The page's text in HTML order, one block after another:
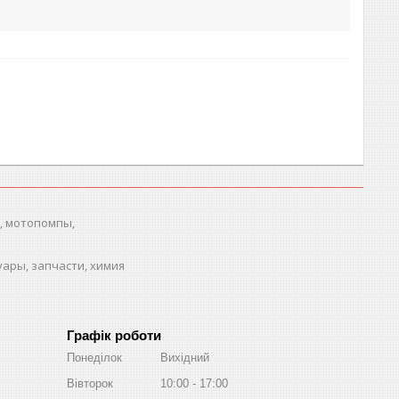
мотопомпы,
запчасти, химия
Графік роботи
Понеділок
Вихідний
Вівторок
10:00 17:00